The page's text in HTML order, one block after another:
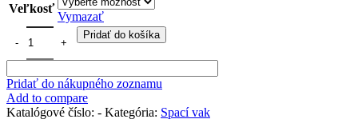
Veľkosť
Vymazať
množstvo Mušelínový spací vak "Húsky na bielom"
Pridať do košíka
Pridať do nákupného zoznamu
Add to compare
Katalógové číslo: - Kategória: Spací vak